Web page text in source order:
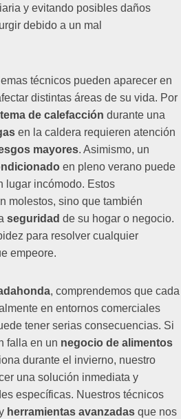
y evitando posibles daños
debido a un mal
técnicos pueden aparecer en
distintas áreas de su vida. Por
de calefacción durante una
en la caldera requieren atención
mayores. Asimismo, un
en pleno verano puede
lugar incómodo. Estos
molestos, sino que también
seguridad de su hogar o negocio.
para resolver cualquier
empeore.
, comprendemos que cada
en entornos comerciales
tener serias consecuencias. Si
falla en un negocio de alimentos
durante el invierno, nuestro
una solución inmediata y
específicas. Nuestros técnicos
herramientas avanzadas que nos